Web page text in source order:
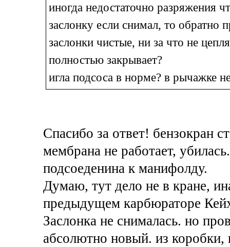
иногда недостаточно разряжения
заслонку если снимал, то обратно
заслонки чистые, ни за что не
полностью закрывает?
игла подсоса в норме? в рычажке
Спасибо за ответ! бензокран
мембрана не работает,
подсоеденина к манифолду.
Думаю, тут дело не в кране,
предыдущем карбюраторе
Заслонка не снималась. но
абсолютно новый. из коробки,